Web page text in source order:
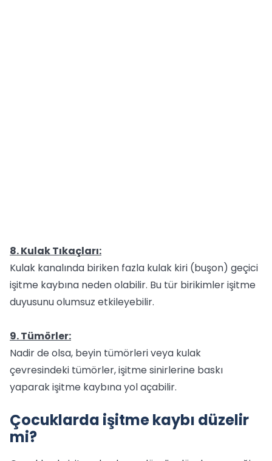
8. Kulak Tıkaçları:
Kulak kanalında biriken fazla kulak kiri (buşon) geçici
işitme kaybına neden olabilir. Bu tür birikimler işitme
duyusunu olumsuz etkileyebilir.
9. Tümörler:
Nadir de olsa, beyin tümörleri veya kulak
çevresindeki tümörler, işitme sinirlerine baskı
yaparak işitme kaybına yol açabilir.
Çocuklarda işitme kaybı düzelir
mi?